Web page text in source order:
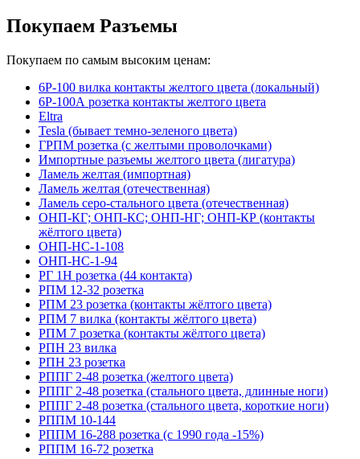
Покупаем Разъемы
Покупаем по самым высоким ценам:
6Р-100 вилка контакты желтого цвета (локальный)
6Р-100А розетка контакты желтого цвета
Eltra
Tesla (бывает темно-зеленого цвета)
ГРПМ розетка (с желтыми проволочками)
Импортные разъемы желтого цвета (лигатура)
Ламель желтая (импортная)
Ламель желтая (отечественная)
Ламель серо-стального цвета (отечественная)
ОНП-КГ; ОНП-КС; ОНП-НГ; ОНП-КР (контакты
жёлтого цвета)
ОНП-НС-1-108
ОНП-НС-1-94
РГ 1Н розетка (44 контакта)
РПМ 12-32 розетка
РПМ 23 розетка (контакты жёлтого цвета)
РПМ 7 вилка (контакты жёлтого цвета)
РПМ 7 розетка (контакты жёлтого цвета)
РПН 23 вилка
РПН 23 розетка
РППГ 2-48 розетка (желтого цвета)
РППГ 2-48 розетка (стального цвета, длинные ноги)
РППГ 2-48 розетка (стального цвета, короткие ноги)
РППМ 10-144
РППМ 16-288 розетка (с 1990 года -15%)
РППМ 16-72 розетка